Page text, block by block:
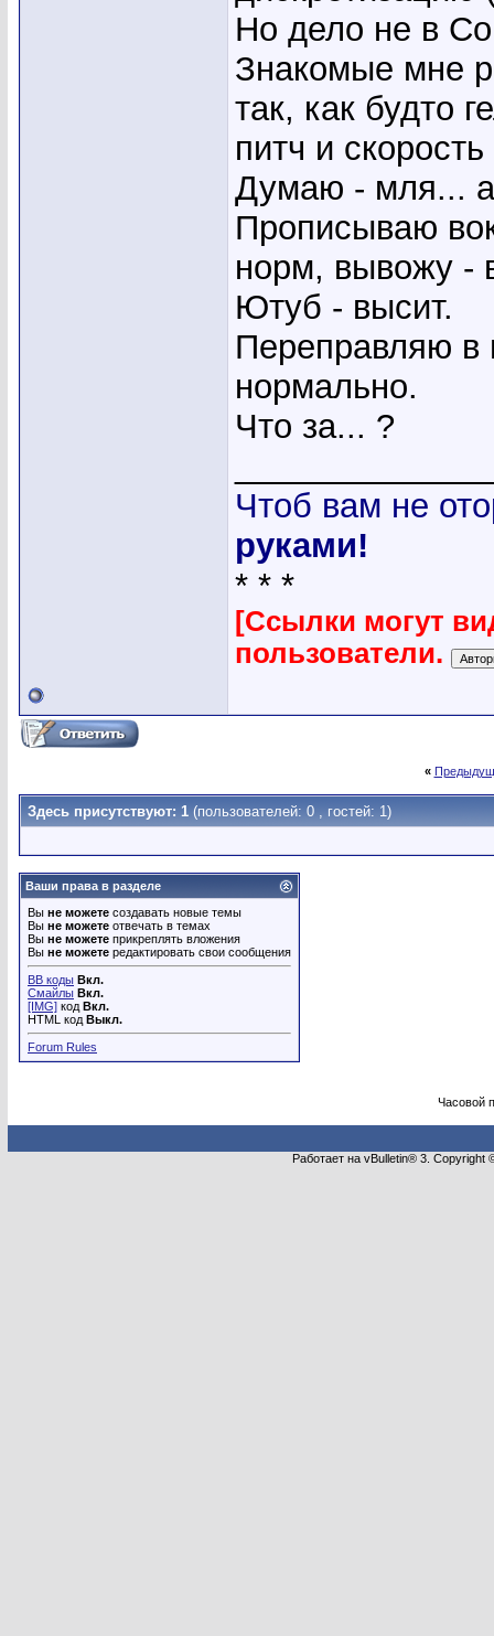
Но дело не в
Знакомые мне
так, как будто
питч и
Думаю - мля... а
Прописываю
норм, вывожу -
Ютуб - высит.
Переправляю в
нормально.
Что за... ?
Чтоб вам не
руками!
* * *
[Ссылки могут
пользователи.
«
Здесь присутствуют: 1 (пользователей: 0 , гостей: 1)
Ваши права в разделе
Вы не можете создавать новые темы
Вы не можете отвечать в темах
Вы не можете прикреплять вложения
Вы не можете редактировать свои сообщения
BB коды Вкл.
Смайлы Вкл.
[IMG] код Вкл.
HTML код Выкл.
Forum Rules
Часовой
Работает на vBulletin® 3.